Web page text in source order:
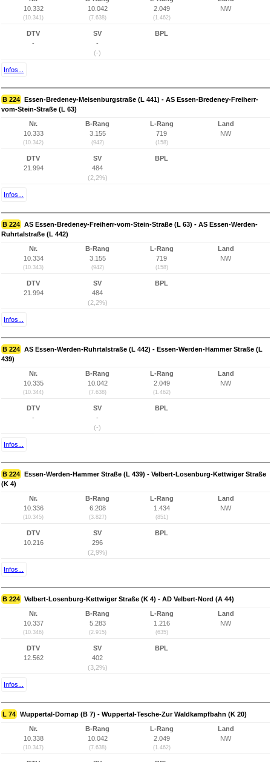
10.332
(10.341)
10.042
(7.638)
2.049
(1.462)
NW
DTV
-
SV
-
(-)
BPL
Infos...
B 224 Essen-Bredeney-Meisenburgstraße (L 441) - AS Essen-Bredeney-Freiherr-
vom-Stein-Straße (L 63)
Nr.
10.333
(10.342)
B-Rang
3.155
(942)
L-Rang
719
(158)
Land
NW
DTV
21.994
SV
484
(2,2%)
BPL
Infos...
B 224 AS Essen-Bredeney-Freiherr-vom-Stein-Straße (L 63) - AS Essen-Werden-
Ruhrtalstraße (L 442)
Nr.
10.334
(10.343)
B-Rang
3.155
(942)
L-Rang
719
(158)
Land
NW
DTV
21.994
SV
484
(2,2%)
BPL
Infos...
B 224 AS Essen-Werden-Ruhrtalstraße (L 442) - Essen-Werden-Hammer Straße (L
439)
Nr.
10.335
(10.344)
B-Rang
10.042
(7.638)
L-Rang
2.049
(1.462)
Land
NW
DTV
-
SV
-
(-)
BPL
Infos...
B 224 Essen-Werden-Hammer Straße (L 439) - Velbert-Losenburg-Kettwiger Straße
(K 4)
Nr.
10.336
(10.345)
B-Rang
6.208
(3.827)
L-Rang
1.434
(851)
Land
NW
DTV
10.216
SV
296
(2,9%)
BPL
Infos...
B 224 Velbert-Losenburg-Kettwiger Straße (K 4) - AD Velbert-Nord (A 44)
Nr.
10.337
(10.346)
B-Rang
5.283
(2.915)
L-Rang
1.216
(635)
Land
NW
DTV
12.562
SV
402
(3,2%)
BPL
Infos...
L 74 Wuppertal-Dornap (B 7) - Wuppertal-Tesche-Zur Waldkampfbahn (K 20)
Nr.
10.338
(10.347)
B-Rang
10.042
(7.638)
L-Rang
2.049
(1.462)
Land
NW